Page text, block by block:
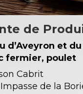
de
d’Aveyron et
fermier, poulet
Cabrit
de la